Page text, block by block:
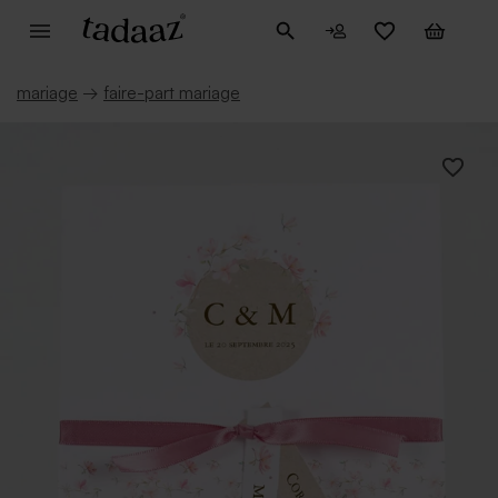
mariage → faire-part mariage